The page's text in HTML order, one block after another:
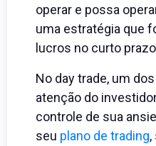
operar e possa
uma estratégia que
lucros no curto
No day trade, um
atenção do
controle de sua
seu plano de trading